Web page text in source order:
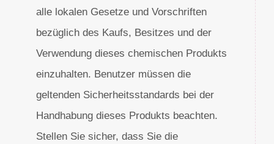
alle lokalen Gesetze und Vorschriften
bezüglich des Kaufs, Besitzes und der
Verwendung dieses chemischen Produkts
einzuhalten. Benutzer müssen die
geltenden Sicherheitsstandards bei der
Handhabung dieses Produkts beachten.
Stellen Sie sicher, dass Sie die